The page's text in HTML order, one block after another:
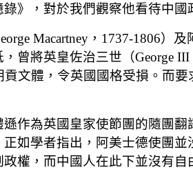
》，對於我們觀察他看待中國
Macartney，1737-1806）
曾將英皇佐治三世（George
文體，令英國國格受損。而
作為英國皇家使節團的隨團
如學者指出，阿美士德使團
權，而中國人在此下並沒有